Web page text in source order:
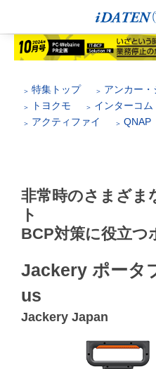
特集トップ アンカー・
トヨクモ
インターコム
アクティファイ
QNAP
非常時のさまざま
ト
BCP対策に役立つ
Jackery ポータ
us
Jackery Japan